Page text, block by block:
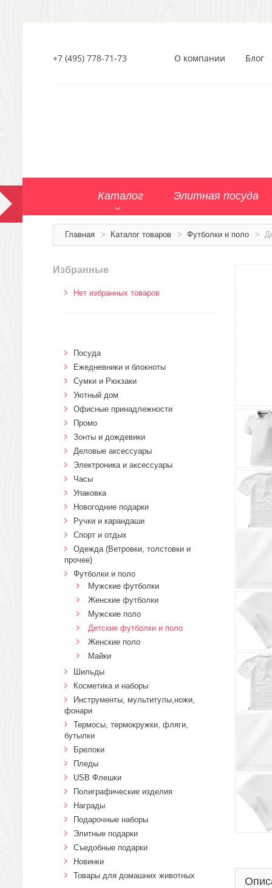
+7 (495) 778-71-73 О компании Блог
Каталог Элитная посуда
Главная > Каталог товаров > Футболки и поло >
Избранные
Нет избранных товаров
Посуда
Ежедневники и блокноты
Сумки и Рюкзаки
Уютный дом
Офисные принадлежности
Промо
Зонты и дождевики
Деловые аксессуары
Электроника и аксессуары
Часы
Упаковка
Новогодние подарки
Ручки и карандаши
Спорт и отдых
Одежда (Ветровки, толстовки и
прочее)
Футболки и поло
Мужские футболки
Женские футболки
Мужские поло
Детские футболки и поло
Женские поло
Майки
Шильды
Косметика и наборы
Инструменты, мультитулы,ножи,
фонари
Термосы, термокружки, фляги,
бутылки
Брелоки
Пледы
USB Флешки
Полиграфические изделия
Награды
Подарочные наборы
Элитные подарки
Cъедобные подарки
Новинки
Товары для домашних животных